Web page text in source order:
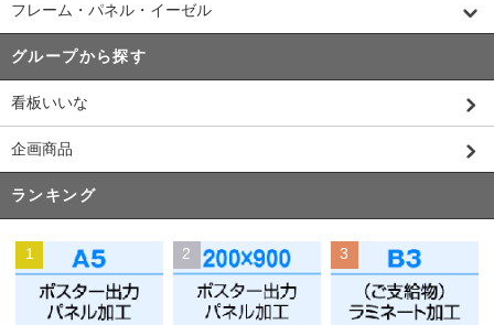
フレーム・パネル・イーゼル
グループから探す
看板いいな
企画商品
ランキング
1 2 3